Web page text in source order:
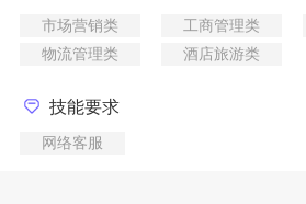
市场营销类 工商管理类
物流管理类
酒店旅游类
技能要求
网络客服